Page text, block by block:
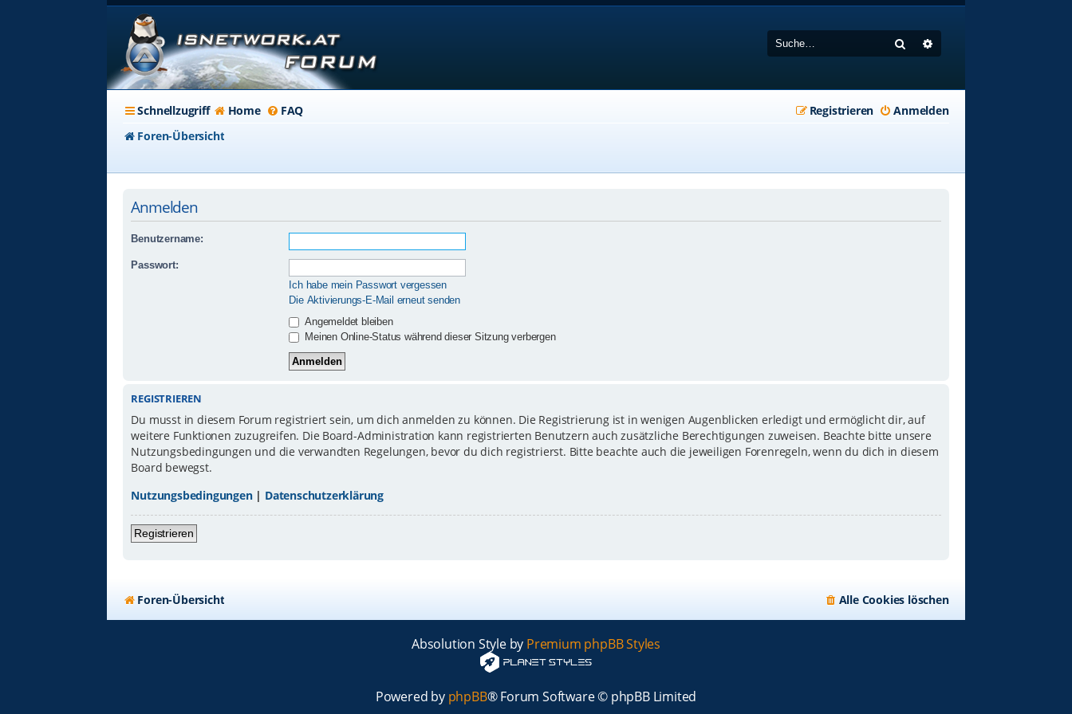
Suche
Schnellzugriff Home FAQ Anmelden
Registrieren
Foren-Übersicht
Anmelden
Benutzername:
Passwort:
Ich habe mein Passwort vergessen
Die Aktivierungs-E-Mail erneut senden
Angemeldet bleiben
Meinen Online-Status während dieser Sitzung verbergen
REGISTRIEREN
Du musst in diesem Forum registriert sein, um dich anmelden zu können. Die Registrierung ist in wenigen Augenblicken erledigt und ermöglicht dir, auf
weitere Funktionen zuzugreifen. Die Board-Administration kann registrierten Benutzern auch zusätzliche Berechtigungen zuweisen. Beachte bitte unsere
Nutzungsbedingungen und die verwandten Regelungen, bevor du dich registrierst. Bitte beachte auch die jeweiligen Forenregeln, wenn du dich in diesem
Board bewegst.
Nutzungsbedingungen| Datenschutzerklärung
Registrieren
Foren-Übersicht Alle Cookies löschen
Absolution Style by Premium phpBB Styles
Powered by phpBB® Forum Software © phpBB Limited